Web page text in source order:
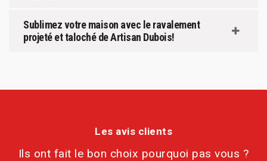
Sublimez votre maison avec le ravalement
projeté et taloché de Artisan Dubois!
Les avis clients
Ils ont fait le bon choix pourquoi pas vous ?